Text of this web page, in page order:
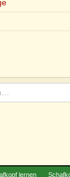
lernen